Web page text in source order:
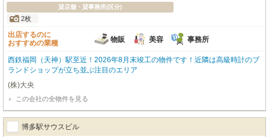
貸店舗・貸事務所(区分)
2枚
出店するのに
おすすめの業種
物販 美容 事務所
西鉄福岡（天神）駅至近！2026年8月末竣工の物件です！近隣は高級時計のブ
ランドショップが立ち並ぶ注目のエリア
(株)大央
この会社の全物件を見る
博多駅サウスビル